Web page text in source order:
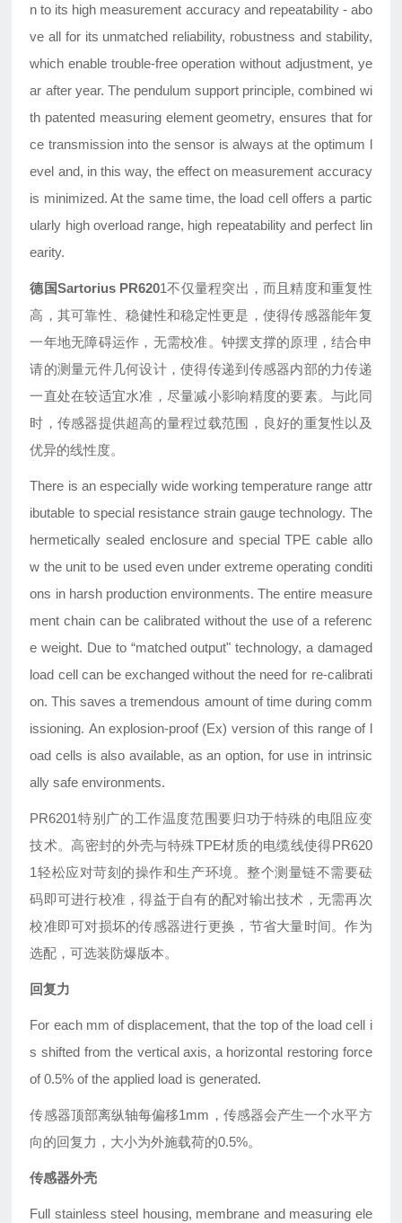
n to its high measurement accuracy and repeatability - abo
ve all for its unmatched reliability, robustness and stability,
which enable trouble-free operation without adjustment, ye
ar after year. The pendulum support principle, combined wi
th patented measuring element geometry, ensures that for
ce transmission into the sensor is always at the optimum l
evel and, in this way, the effect on measurement accuracy
is minimized. At the same time, the load cell offers a partic
ularly high overload range, high repeatability and perfect lin
earity.
德国SartoriusPR6201不仅量程突出 ， 而且精度和重复性
高 ， 其可靠性 、稳健性和稳定性更是，使得传感器能年复
一年地无障碍运作，无需校准。钟摆支撑的原理，结合申
请的测量元件几何设计，使得传递到传感器内部的力传递
一直处在较适宜水准，尽量减小影响精度的要素。与此同
时，传感器提供超高的量程过载范围，良好的重复性以及
优异的线性度。
There is an especially wide working temperature range attr
ibutable to special resistance strain gauge technology. The
hermetically sealed enclosure and special TPE cable allo
w the unit to be used even under extreme operating conditi
ons in harsh production environments. The entire measure
ment chain can be calibrated without the use of a referenc
e weight. Due to “matched output" technology, a damaged
load cell can be exchanged without the need for re-calibrati
on. This saves a tremendous amount of time during comm
issioning. An explosion-proof (Ex) version of this range of l
oad cells is also available, as an option, for use in intrinsic
ally safe environments.
PR6201特别广的工作温度范围要归功于特殊的电阻应变
技术。高密封的外壳与特殊TPE材质的电缆线使得PR620
1轻松应对苛刻的操作和生产环境。整个测量链不需要砝
码即可进行校准，得益于自有的配对输出技术，无需再次
校准即可对损坏的传感器进行更换，节省大量时间。作为
选配，可选装防爆版本。
回复力
For each mm of displacement, that the top of the load cell i
s shifted from the vertical axis, a horizontal restoring force
of 0.5% of the applied load is generated.
传感器顶部离纵轴每偏移1mm，传感器会产生一个水平方
向的回复力，大小为外施载荷的0.5%。
传感器外壳
Full stainless steel housing, membrane and measuring ele